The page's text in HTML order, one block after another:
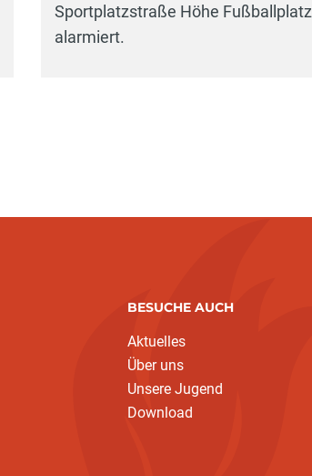
Sportplatzstraße Höhe Fußballplatz
alarmiert.
BESUCHE AUCH
Aktuelles
Über uns
Unsere Jugend
Download